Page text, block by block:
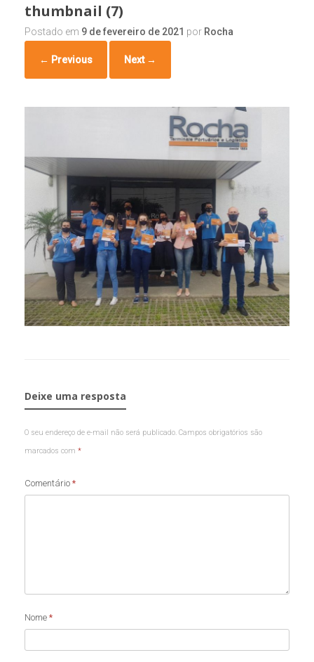
thumbnail (7)
Postado em 9 de fevereiro de 2021 por Rocha
← Previous Next →
Deixe uma resposta
O seu endereço de e-mail não será publicado. Campos obrigatórios são
marcados com *
Comentário *
Nome *